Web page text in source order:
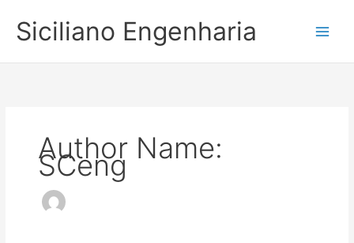
para
conteúdo
Siciliano Engenharia
Author Name:
SCeng